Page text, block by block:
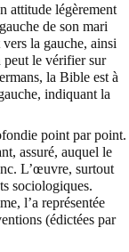
attitude légèrement
de son mari
la gauche, ainsi
peut le vérifier sur
la Bible est à
indiquant la
point par point.
assuré, auquel le
L’œuvre, surtout
sociologiques.
l’a représentée
(édictées par